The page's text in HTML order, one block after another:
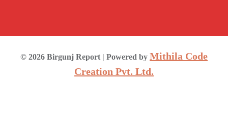
© 2026 Birgunj Report | Powered by Mithila Code
Creation Pvt. Ltd.